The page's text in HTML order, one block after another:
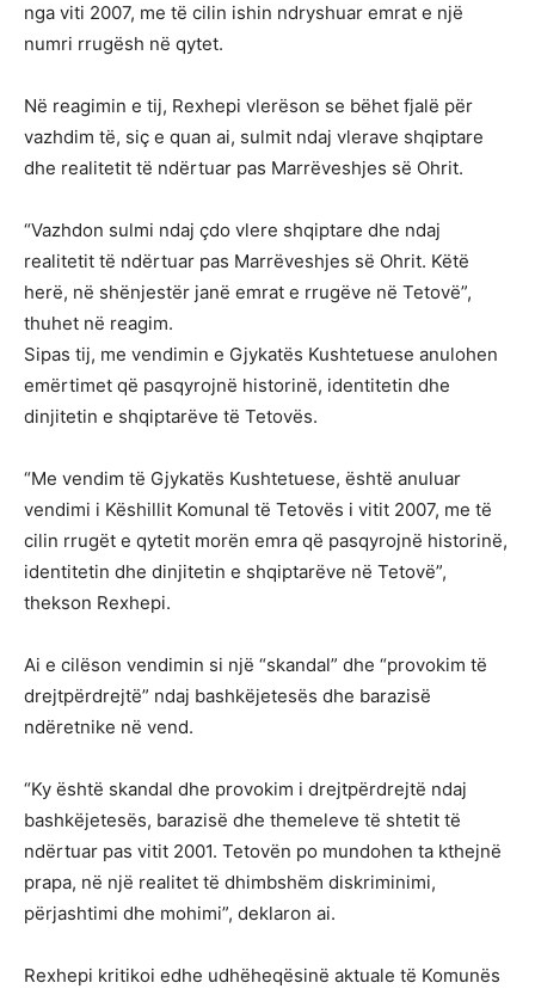
nga viti 2007, me të cilin ishin ndryshuar emrat e një
numri rrugësh në qytet.
Në reagimin e tij, Rexhepi vlerëson se bëhet fjalë për
vazhdim të, siç e quan ai, sulmit ndaj vlerave shqiptare
dhe realitetit të ndërtuar pas Marrëveshjes së Ohrit.
“Vazhdon sulmi ndaj çdo vlere shqiptare dhe ndaj
realitetit të ndërtuar pas Marrëveshjes së Ohrit. Këtë
herë, në shënjestër janë emrat e rrugëve në Tetovë”,
thuhet në reagim.
Sipas tij, me vendimin e Gjykatës Kushtetuese anulohen
emërtimet që pasqyrojnë historinë, identitetin dhe
dinjitetin e shqiptarëve të Tetovës.
“Me vendim të Gjykatës Kushtetuese, është anuluar
vendimi i Këshillit Komunal të Tetovës i vitit 2007, me të
cilin rrugët e qytetit morën emra që pasqyrojnë historinë,
identitetin dhe dinjitetin e shqiptarëve në Tetovë”,
thekson Rexhepi.
Ai e cilëson vendimin si një “skandal” dhe “provokim të
drejtpërdrejtë” ndaj bashkëjetesës dhe barazisë
ndëretnike në vend.
“Ky është skandal dhe provokim i drejtpërdrejtë ndaj
bashkëjetesës, barazisë dhe themeleve të shtetit të
ndërtuar pas vitit 2001. Tetovën po mundohen ta kthejnë
prapa, në një realitet të dhimbshëm diskriminimi,
përjashtimi dhe mohimi”, deklaron ai.
Rexhepi kritikoi edhe udhëheqësinë aktuale të Komunës